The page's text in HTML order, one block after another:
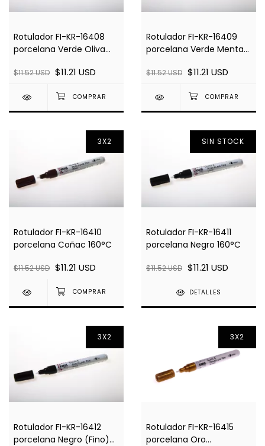
Rotulador FI-KR-16408
porcelana Verde Oliva
$11.52 USD $11.21 USD
Rotulador FI-KR-16409
porcelana Verde Menta
$11.52 USD $11.21 USD
3X2
Rotulador FI-KR-16410
porcelana Coñac 160°C
$11.52 USD $11.21 USD
SIN STOCK
Rotulador FI-KR-16411
porcelana Negro 160°C
$11.52 USD $11.21 USD
DETALLES
3X2
Rotulador FI-KR-16412
porcelana Negro (Fino)
3X2
Rotulador FI-KR-16415
porcelana Oro